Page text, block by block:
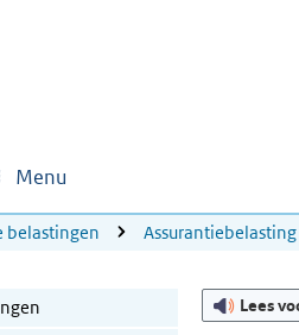
Menu
belastingen Assurantiebelasting
Lees